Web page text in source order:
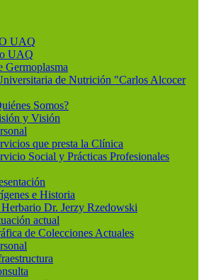
UAQ
UAQ
Germoplasma
de Nutrición "Carlos Alcocer
Somos?
y Visión
que presta la Clínica
Social y Prácticas Profesionales
e Historia
Dr. Jerzy Rzedowski
actual
de Colecciones Actuales